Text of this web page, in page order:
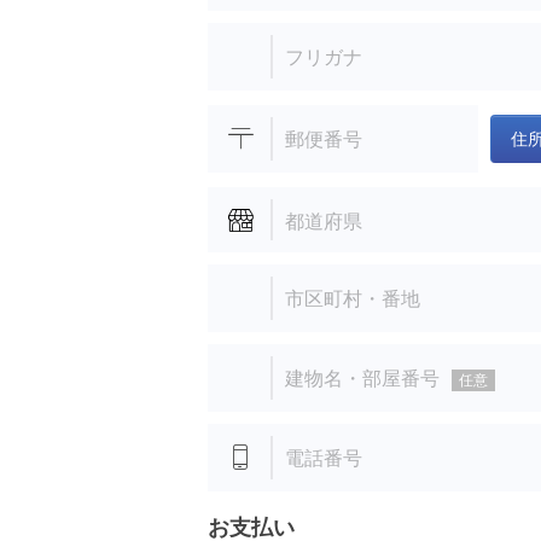
フリガナ
郵便番号 住
都道府県
市区町村・番地
建物名・部屋番号 任意
電話番号
お支払い